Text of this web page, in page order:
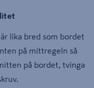
lika bred som bordet
på mittregeln så
på bordet, tvinga